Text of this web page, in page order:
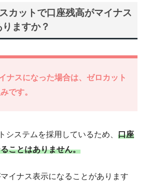
カットで口座残高がマイナス
ますか？
ナスになった場合は、ゼロカット
です。
システムを採用しているため、 口座
ことはありません。
イナス表示になることがあります